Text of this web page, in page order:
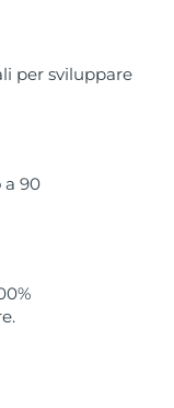
per sviluppare
a 90